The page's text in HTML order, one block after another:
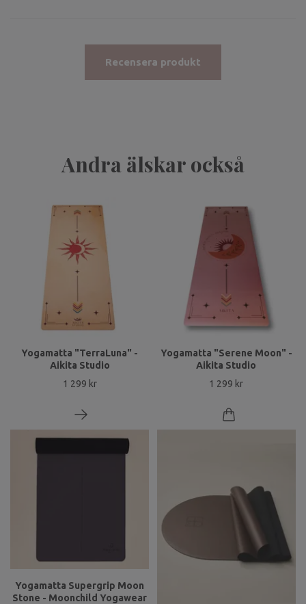
Recensera produkt
Andra älskar också
Yogamatta "TerraLuna" -
Aikita Studio
1 299 kr
Yogamatta "Serene Moon" -
Aikita Studio
1 299 kr
Yogamatta Supergrip Moon
Stone - Moonchild Yogawear